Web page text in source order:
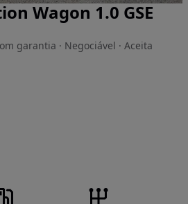
Wagon 1.0 GSE
garantia · Negociável · Aceita